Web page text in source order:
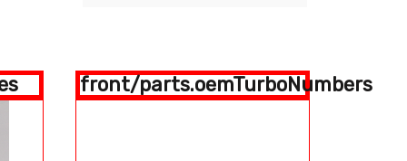
front/parts.oemTurboNumbers